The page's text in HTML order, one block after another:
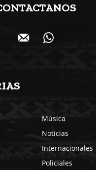
Música
Noticias
Internacionales
Policiales